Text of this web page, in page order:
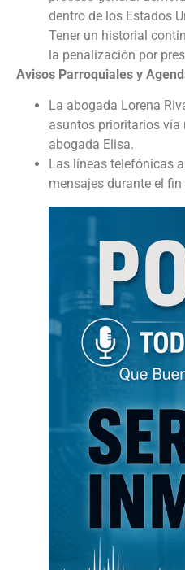
dentro de los Estados
Tener un historial
la penalización por
Avisos Parroquiales y
La abogada Lorena
asuntos prioritarios vía
abogada Elisa.
Las líneas telefónicas
mensajes durante el